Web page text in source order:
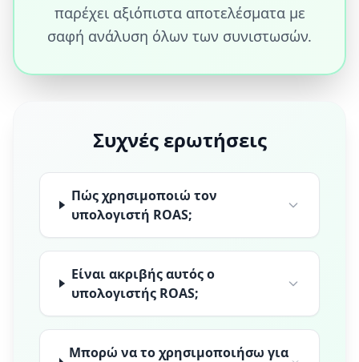
παρέχει αξιόπιστα αποτελέσματα με
σαφή ανάλυση όλων των συνιστωσών.
Συχνές ερωτήσεις
Πώς χρησιμοποιώ τον
υπολογιστή ROAS;
Είναι ακριβής αυτός ο
υπολογιστής ROAS;
Μπορώ να το χρησιμοποιήσω για